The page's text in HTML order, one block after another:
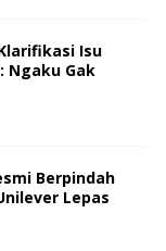
Isu
Ngaku Gak
Berpindah
Lepas